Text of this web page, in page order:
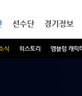
식 히스토리 엠블럼 캐릭
선수단 경기정보